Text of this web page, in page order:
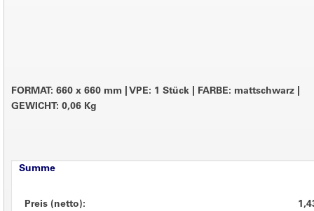
FORMAT: 660 x 660 mm VPE: 1 Stück FARBE: mattschwarz
GEWICHT: 0,06 Kg
Summe
Preis (netto):